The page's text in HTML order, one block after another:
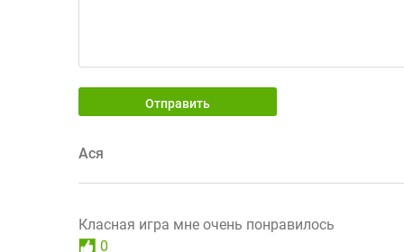
Отправить
Ася
Класная игра мне очень понравилось
0